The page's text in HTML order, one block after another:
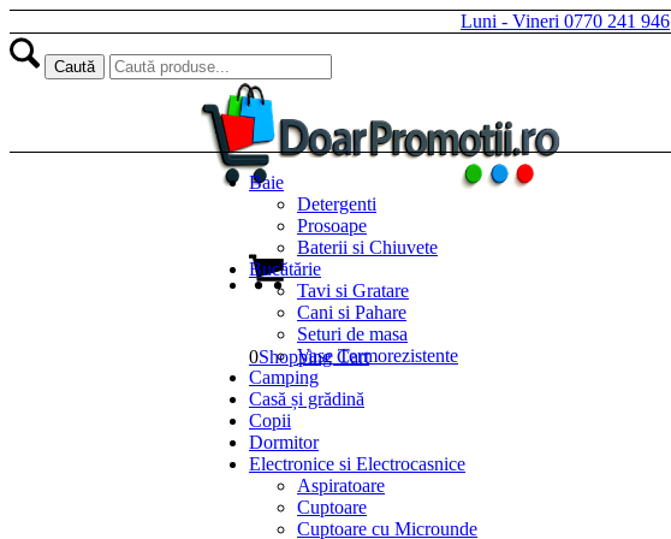
Luni - Vineri 0770 241 946
0Shopping Cart
Baie
Detergenti
Prosoape
Baterii si Chiuvete
Bucătărie
Tavi si Gratare
Cani si Pahare
Seturi de masa
Vase Termorezistente
Camping
Casă și grădină
Copii
Dormitor
Electronice si Electrocasnice
Aspiratoare
Cuptoare
Cuptoare cu Microunde